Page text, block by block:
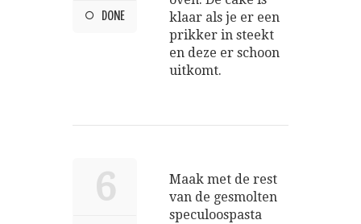
DONE
klaar als je er een
prikker in steekt
en deze er schoon
uitkomt.
6
Maak met de rest
van de gesmolten
speculoospasta